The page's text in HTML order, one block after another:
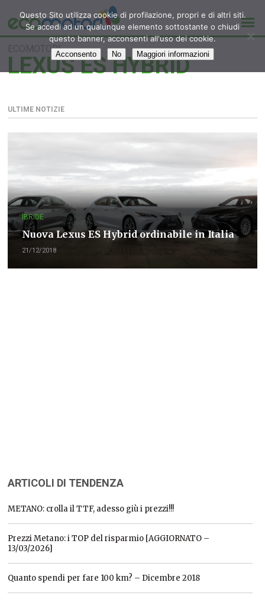
ECOMOTORI
LEXUS ES HYBRID
ULTIME NOTIZIE
IBRIDE
Nuova Lexus ES Hybrid ordinabile in Italia
21/12/2018
ARTICOLI DI TENDENZA
METANO: crolla il TTF, adesso giù i prezzi!!!
Prezzi Metano: i TOP del risparmio [AGGIORNATO –
13/03/2026]
Quanto spendi per fare 100 km? – Dicembre 2018
Questo Sito utilizza cookie di profilazione, propri e di altri siti.
Se accedi ad un qualunque elemento sottostante o chiudi
questo banner, acconsenti all'uso dei cookie.
Acconsento No Maggiori informazioni